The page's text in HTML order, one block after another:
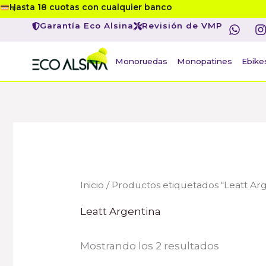
Ir Hasta 18 cuotas con cualquier banco
Garantía Eco Alsina
Revisión de VMP
W
h
a
I
n
t
Monoruedas Monopatines
Inicio / Productos etiquetados “Leatt
Leatt Argentina
Mostrando los 2 resultados
precio:
de
mayor